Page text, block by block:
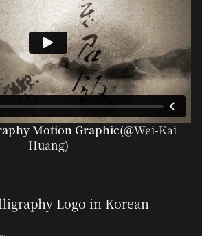
Motion Graphic(@Wei-Kai
Huang)